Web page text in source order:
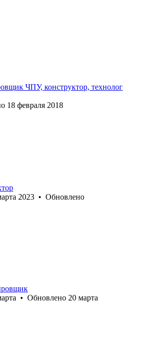
ЧПУ, конструктор, технолог
18 февраля 2018
2023 • Обновлено
• Обновлено 20 марта